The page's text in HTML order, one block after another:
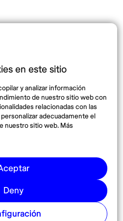
en este sitio
y analizar información
de nuestro sitio web con
relacionadas con las
adecuadamente el
nuestro sitio web. Más
Deny
Destinos